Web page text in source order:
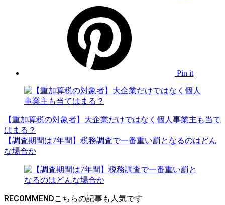
Pin it
【重加算税の対象者】大企業だけではなく個人事業主も当て
はまる？
【調査期間は7年間】税務調査で一番重い罰となるのはどん
な場合か
RECOMMEND